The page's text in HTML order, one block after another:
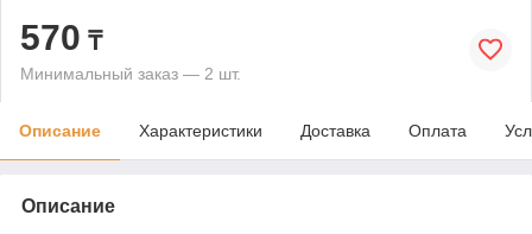
570 ₸
Минимальный заказ — 2 шт.
Описание Характеристики Доставка Оплата
Описание